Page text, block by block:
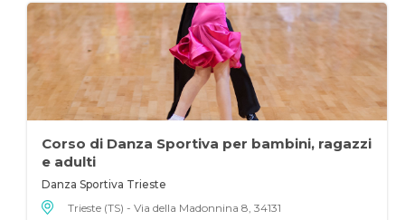
Corso di Danza Sportiva per bambini, ragazzi
e adulti
Danza Sportiva Trieste
Trieste (TS) - Via della Madonnina 8, 34131